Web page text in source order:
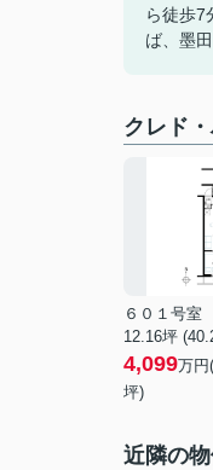
ら徒歩7
ば、墨
クレド
６０１号室
12.16坪
4,099万円
坪)
近隣の